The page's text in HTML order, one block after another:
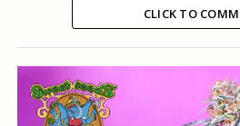
CLICK TO